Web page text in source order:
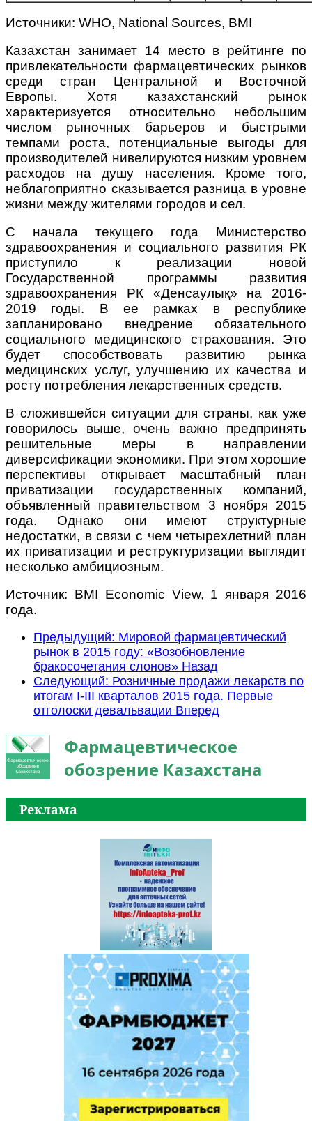
Источники: WHO, National Sources, BMI
Казахстан занимает 14 место в рейтинге по
привлекательности фармацевтических рынков
среди стран Центральной и Восточной
Европы. Хотя казахстанский рынок
характеризуется относительно небольшим
числом рыночных барьеров и быстрыми
темпами роста, потенциальные выгоды для
производителей нивелируются низким уровнем
расходов на душу населения. Кроме того,
неблагоприятно сказывается разница в уровне
жизни между жителями городов и сел.
С начала текущего года Министерство
здравоохранения и социального развития РК
приступило к реализации новой
Государственной программы развития
здравоохранения РК «Денсаулық» на 2016-
2019 годы. В ее рамках в республике
запланировано внедрение обязательного
социального медицинского страхования. Это
будет способствовать развитию рынка
медицинских услуг, улучшению их качества и
росту потребления лекарственных средств.
В сложившейся ситуации для страны, как уже
говорилось выше, очень важно предпринять
решительные меры в направлении
диверсификации экономики. При этом хорошие
перспективы открывает масштабный план
приватизации государственных компаний,
объявленный правительством 3 ноября 2015
года. Однако они имеют структурные
недостатки, в связи с чем четырехлетний план
их приватизации и реструктуризации выглядит
несколько амбициозным.
Источник: BMI Economic View, 1 января 2016
года.
Предыдущий: Мировой фармацевтический
рынок в 2015 году: «Возобновление
бракосочетания слонов» Назад
Следующий: Розничные продажи лекарств по
итогам I-III кварталов 2015 года. Первые
отголоски девальвации Вперед
Фармацевтическое
обозрение Казахстана
Реклама